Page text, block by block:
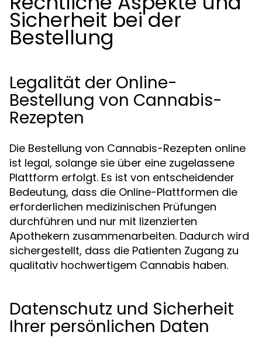
Sicherheit bei der
Bestellung
Legalität der Online-
Bestellung von Cannabis-
Rezepten
Die Bestellung von Cannabis-Rezepten online
ist legal, solange sie über eine zugelassene
Plattform erfolgt. Es ist von entscheidender
Bedeutung, dass die Online-Plattformen die
erforderlichen medizinischen Prüfungen
durchführen und nur mit lizenzierten
Apothekern zusammenarbeiten. Dadurch wird
sichergestellt, dass die Patienten Zugang zu
qualitativ hochwertigem Cannabis haben.
Datenschutz und Sicherheit
Ihrer persönlichen Daten